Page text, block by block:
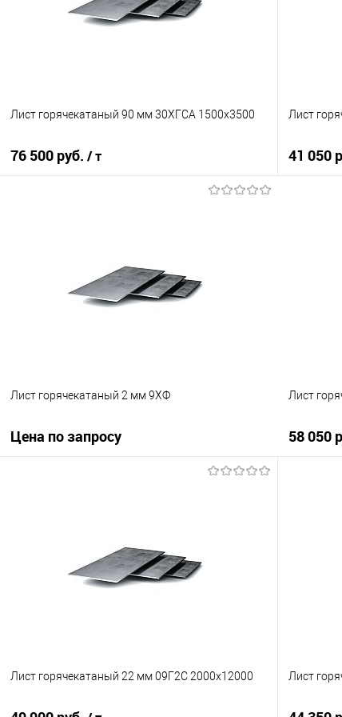
Лист горячекатаный 90 мм 30ХГСА 1500х3500
76 500 руб. / т
В избранное
Под заказ
Лист
41 050
В
Лист горячекатаный 2 мм 9ХФ
Цена по запросу
В избранное
Под заказ
Лист
58 050
В
Лист горячекатаный 22 мм 09Г2С 2000х12000 Лист